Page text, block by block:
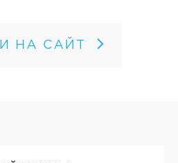
НА САЙТ